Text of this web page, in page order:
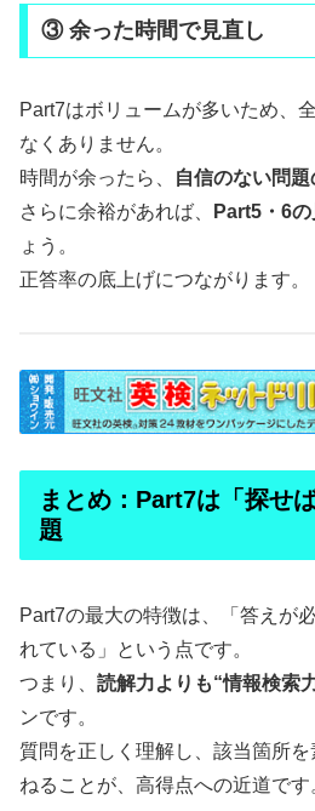
③ 余った時間で見直し
Part7はボリュームが多いため、
なくありません。
時間が余ったら、
自信のない問
さらに余裕があれば、
Part5・6の
ょう。
正答率の底上げにつながります。
まとめ：Part7は「探せ
題
Part7の最大の特徴は、「答えが
れている」という点です。
つまり、 読解力よりも“情報検索
ンです。
質問を正しく理解し、該当箇所
ねることが、高得点への近道です